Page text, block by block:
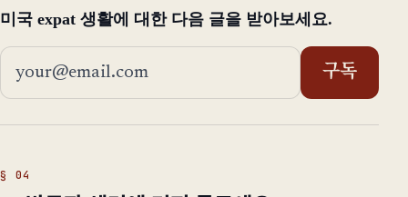
미국 expat 생활에 대한 다음 글을 받아보세요.
이메일 주소
구독